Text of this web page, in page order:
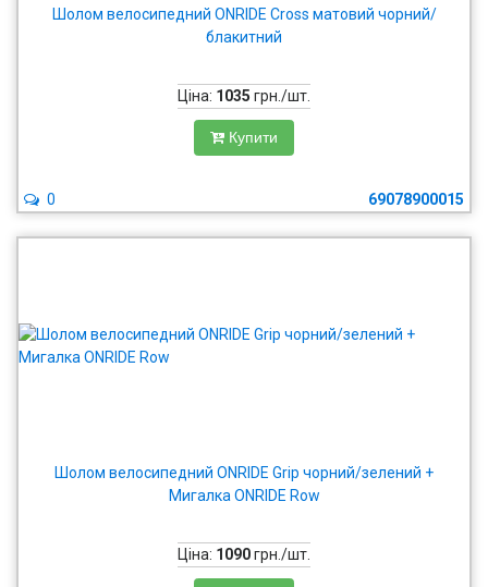
Шолом велосипедний ONRIDE Cross матовий чорний/
блакитний
Ціна: 1035 грн./шт.
Купити
69078900015
0
Шолом велосипедний ONRIDE Grip чорний/зелений +
Мигалка ONRIDE Row
Ціна: 1090грн./шт.